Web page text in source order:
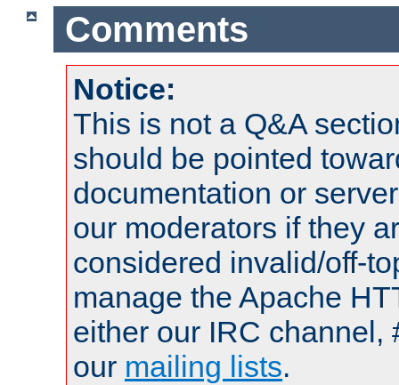
Comments
Notice:
This is not a Q&A
should be pointed
documentation or
our moderators if they
considered invalid/off-
manage the Apache
either our IRC channel,
our mailing lists.